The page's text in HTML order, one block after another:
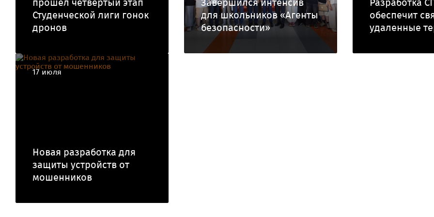
прошел четвертый этап
Студенческой лиги гонок
дронов
Завершился интенсив
для школьников «Агенты
безопасности»
Разработка
обеспечит
удаленные
17 июля
Новая разработка для
защиты устройств от
мошенников